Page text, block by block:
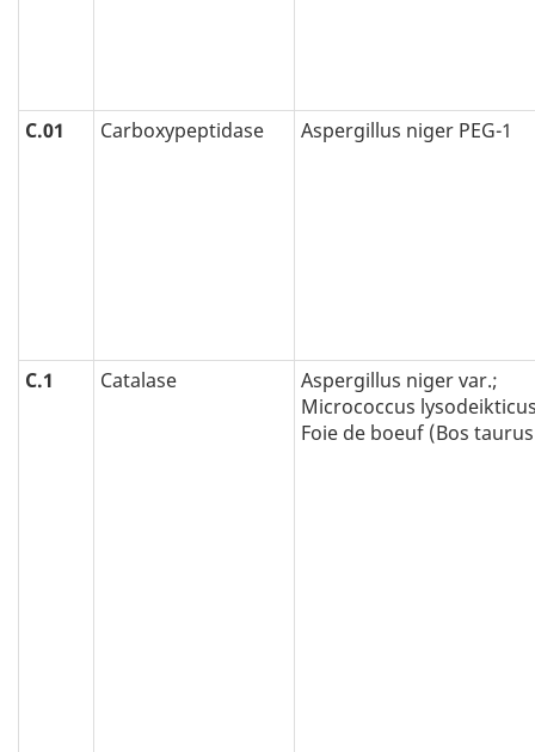
C.01 Carboxypeptidase Aspergillus niger PEG-1
C.1 Catalase
Aspergillus niger var.;
Micrococcus
Foie de boeuf (Bos